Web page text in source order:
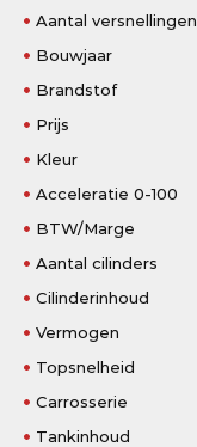
Aantal versnellingen
Bouwjaar
Brandstof
Prijs
Kleur
Acceleratie 0-100
BTW/Marge
Aantal cilinders
Cilinderinhoud
Vermogen
Topsnelheid
Carrosserie
Tankinhoud